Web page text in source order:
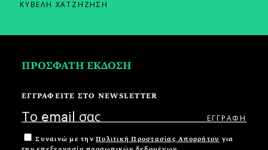
ΚΥΒΕΛΗ ΧΑΤΖΗΖΗΣΗ
ΠΡΟΣΦΑΤΗ ΕΚΔΟΣΗ
ΕΓΓΡΑΦΕΙΤΕ ΣΤΟ NEWSLETTER
Συναινώ με την Πολιτική Προστασίας Απορρήτου για